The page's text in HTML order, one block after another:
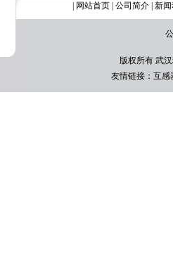
网站首页 公司简介 新
版权所有 武
友情链接：互感